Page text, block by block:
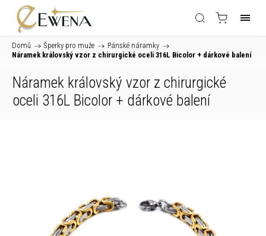
Domů / Šperky pro muže / Pánské náramky /
Náramek královský vzor z chirurgické oceli 316L Bicolor + dárkové balení
Náramek královský vzor z chirurgické
oceli 316L Bicolor + dárkové balení